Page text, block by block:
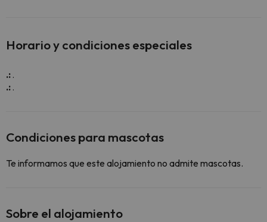
Horario y condiciones especiales
.: .
.: .
Condiciones para mascotas
Te informamos que este alojamiento no admite mascotas.
Sobre el alojamiento